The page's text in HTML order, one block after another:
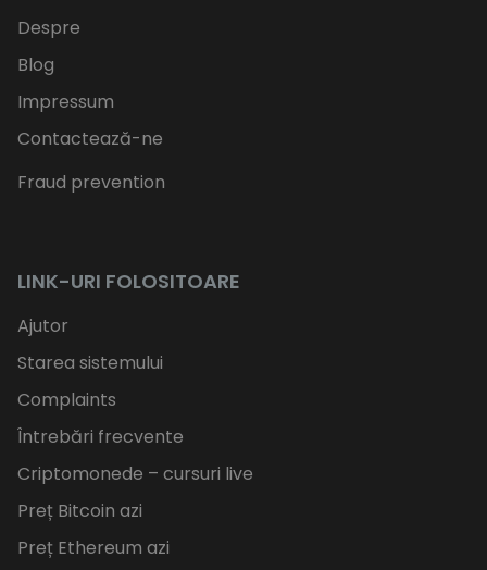
Despre
Blog
Impressum
Contactează-ne
Fraud prevention
LINK-URI FOLOSITOARE
Ajutor
Starea sistemului
Complaints
Întrebări frecvente
Criptomonede – cursuri live
Preț Bitcoin azi
Preț Ethereum azi